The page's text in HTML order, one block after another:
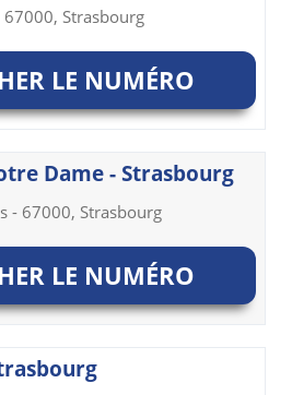
Strasbourg
LE NUMÉRO
Dame - Strasbourg
- 67000, Strasbourg
LE NUMÉRO